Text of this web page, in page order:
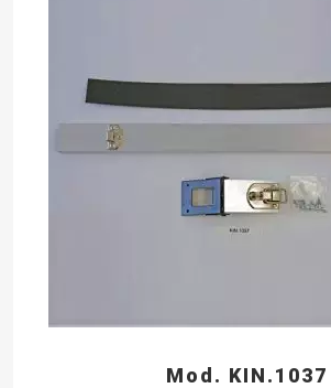
Mod. KIN.1037